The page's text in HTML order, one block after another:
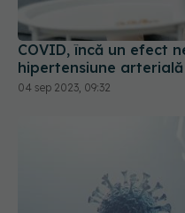
COVID, încă un efect
hipertensiune arterială
04 sep 2023, 09:32